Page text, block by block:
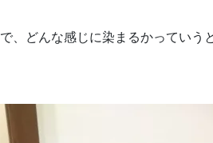
で、どんな感じに染まるかっていうと